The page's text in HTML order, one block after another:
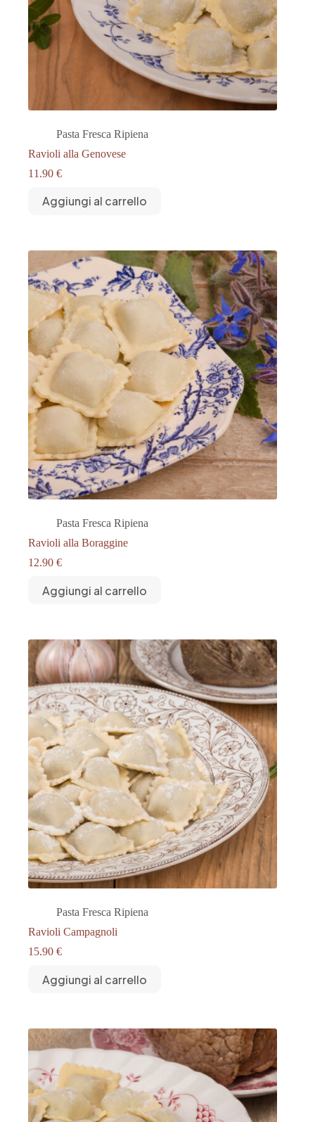
Pasta Fresca Ripiena
Ravioli alla Genovese
11.90 €
Aggiungi al carrello
Pasta Fresca Ripiena
Ravioli alla Boraggine
12.90 €
Aggiungi al carrello
Pasta Fresca Ripiena
Ravioli Campagnoli
15.90 €
Aggiungi al carrello